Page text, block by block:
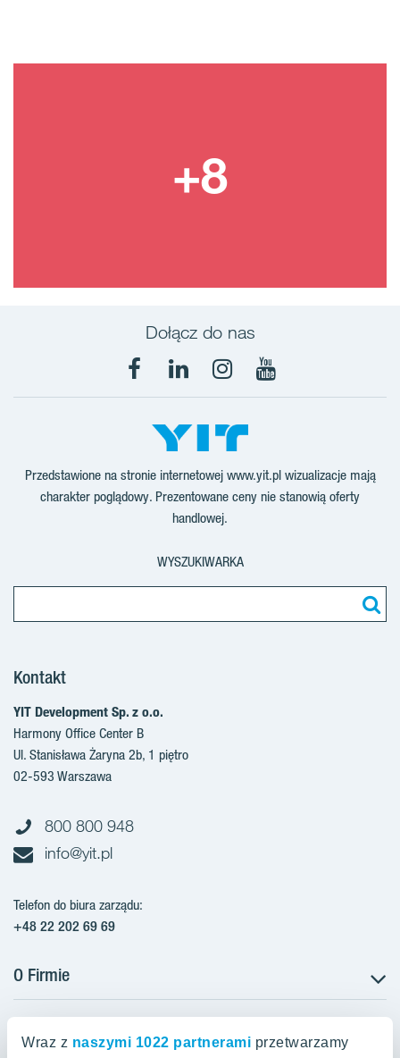
Wraz z naszymi 1022 partnerami przetwarzamy
Dołącz do nas
Facebook
LinkedInInstagram
YouTube
Przedstawione na stronie internetowej www.yit.pl wizualizacje mają
charakter poglądowy. Prezentowane ceny nie stanowią oferty
handlowej.
WYSZUKIWARKA
Kontakt
YIT Development Sp. z o.o.
Harmony Office Center B
Ul. Stanisława Żaryna 2b, 1 piętro
02-593 Warszawa
800 800 948
info@yit.pl
Telefon do biura zarządu:
+48 22 202 69 69
O Firmie
Projekty w przygotowaniu
Projekty zrealizowane
Projekty w Polsce